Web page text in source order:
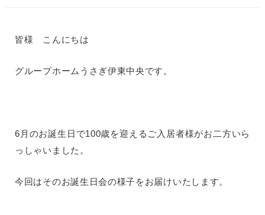
皆様 こんにちは
グループホームうさぎ伊東中央です。
6月のお誕生日で100歳を迎えるご入居者様がお二方いら
っしゃいました。
今回はそのお誕生日会の様子をお届けいたします。